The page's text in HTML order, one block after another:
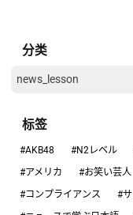
分类
news_lesson
标签
#AKB48 #N2レベル
#アメリカ
#お笑い芸人
#コンプライアンス
#